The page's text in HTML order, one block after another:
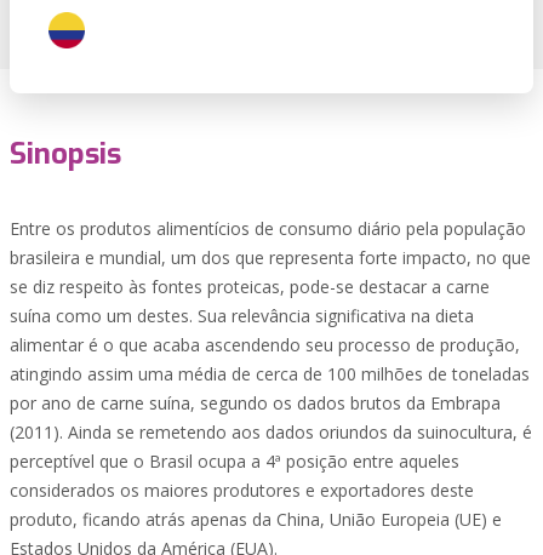
Sinopsis
Entre os produtos alimentícios de consumo diário pela população
brasileira e mundial, um dos que representa forte impacto, no que
se diz respeito às fontes proteicas, pode-se destacar a carne
suína como um destes. Sua relevância significativa na dieta
alimentar é o que acaba ascendendo seu processo de produção,
atingindo assim uma média de cerca de 100 milhões de toneladas
por ano de carne suína, segundo os dados brutos da Embrapa
(2011). Ainda se remetendo aos dados oriundos da suinocultura, é
perceptível que o Brasil ocupa a 4ª posição entre aqueles
considerados os maiores produtores e exportadores deste
produto, ficando atrás apenas da China, União Europeia (UE) e
Estados Unidos da América (EUA).